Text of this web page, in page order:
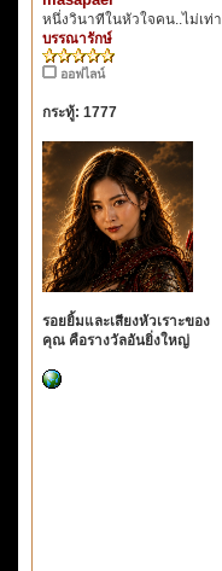
หนึ่งวินาทีในหัวใจคน..ไม่เท่า
บรรณารักษ์
ออฟไลน์
กระทู้: 1777
รอยยิ้มและเสียงหัวเราะของ
คุณ คือรางวัลอันยิ่งใหญ่